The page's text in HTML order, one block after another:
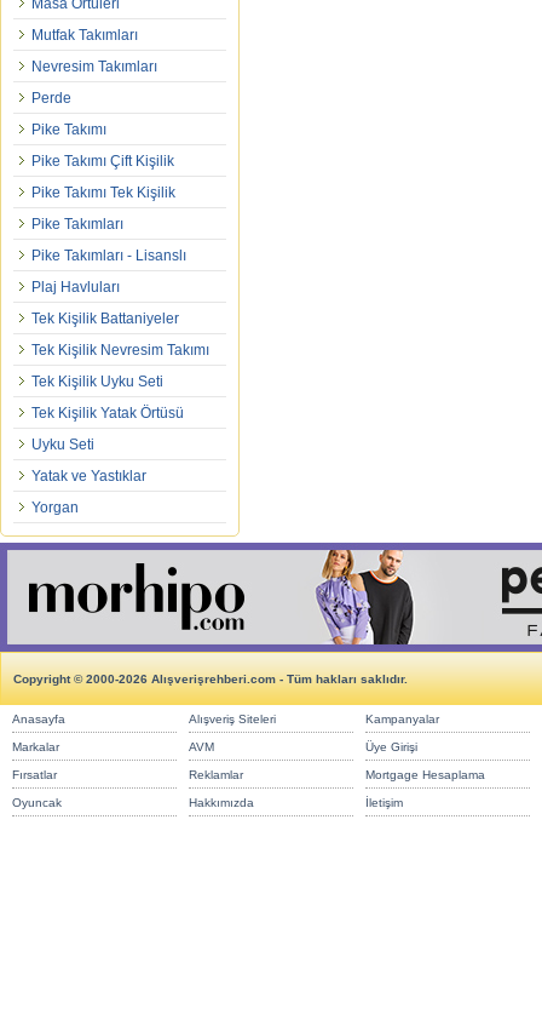
Masa Örtüleri
Mutfak Takımları
Nevresim Takımları
Perde
Pike Takımı
Pike Takımı Çift Kişilik
Pike Takımı Tek Kişilik
Pike Takımları
Pike Takımları - Lisanslı
Plaj Havluları
Tek Kişilik Battaniyeler
Tek Kişilik Nevresim Takımı
Tek Kişilik Uyku Seti
Tek Kişilik Yatak Örtüsü
Uyku Seti
Yatak ve Yastıklar
Yorgan
Copyright © 2000-2026 Alışverişrehberi.com - Tüm hakları saklıdır.
Anasayfa Alışveriş Siteleri Kampanyalar
Markalar AVM Üye Girişi
Fırsatlar Reklamlar Mortgage Hesaplama
Oyuncak Hakkımızda İletişim